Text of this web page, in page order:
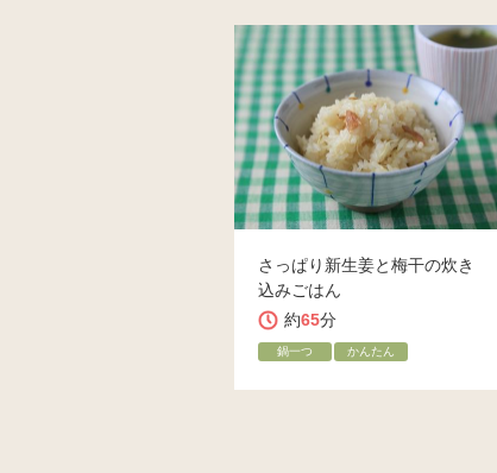
さっぱり新生姜と梅干の炊き
込みごはん
約65分
鍋一つ かんたん